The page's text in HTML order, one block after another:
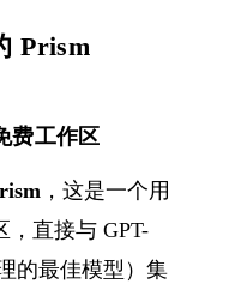
Prism
费工作区
，这是一个用
直接与 GPT-
的最佳模型）集